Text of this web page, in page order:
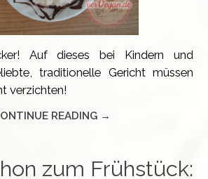
Auf dieses bei Kindern und
traditionelle Gericht müssen
verzichten!
READING →
zum Frühstück: